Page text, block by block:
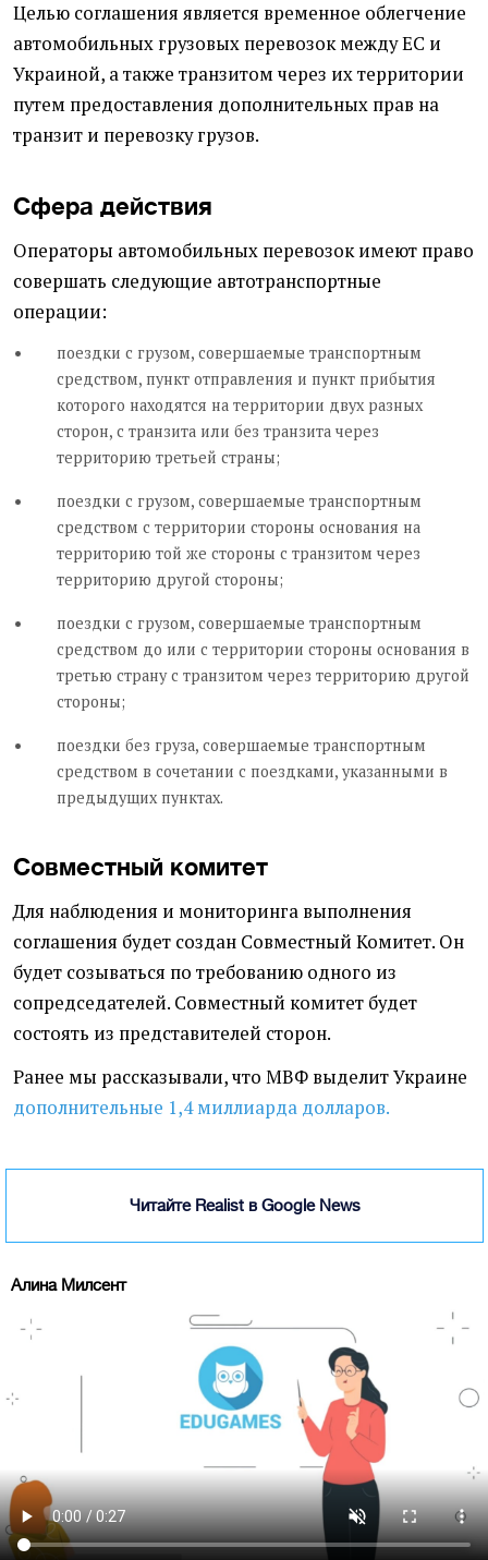
Целью соглашения является временное облегчение
автомобильных грузовых перевозок между ЕС и
Украиной, а также транзитом через их территории
путем предоставления дополнительных прав на
транзит и перевозку грузов.
Сфера действия
Операторы автомобильных перевозок имеют право
совершать следующие автотранспортные
операции:
поездки с грузом, совершаемые транспортным
средством, пункт отправления и пункт прибытия
которого находятся на территории двух разных
сторон, с транзита или без транзита через
территорию третьей страны;
поездки с грузом, совершаемые транспортным
средством с территории стороны основания на
территорию той же стороны с транзитом через
территорию другой стороны;
поездки с грузом, совершаемые транспортным
средством до или с территории стороны основания в
третью страну с транзитом через территорию другой
стороны;
поездки без груза, совершаемые транспортным
средством в сочетании с поездками, указанными в
предыдущих пунктах.
Совместный комитет
Для наблюдения и мониторинга выполнения
соглашения будет создан Совместный Комитет. Он
будет созываться по требованию одного из
сопредседателей. Совместный комитет будет
состоять из представителей сторон.
Ранее мы рассказывали, что МВФ выделит Украине
дополнительные 1,4 миллиарда долларов.
Читайте Realist в Google News
Алина Милсент